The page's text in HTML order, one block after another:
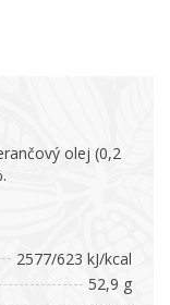
olej (0,2
2577/623 kJ/kcal
52,9 g